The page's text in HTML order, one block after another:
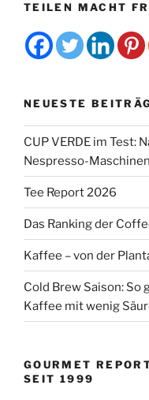
TEILEN MACHT
NEUESTE
CUP VERDE im Test:
Nespresso-Maschinen
Tee Report 2026
Das Ranking der
Kaffee – von der
Cold Brew Saison:
Kaffee mit wenig
GOURMET
SEIT 1999